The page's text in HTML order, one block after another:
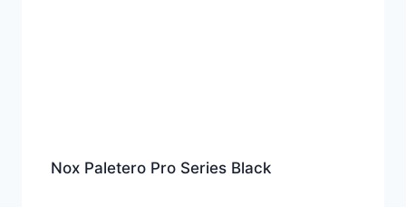
Nox Paletero Pro Series Black